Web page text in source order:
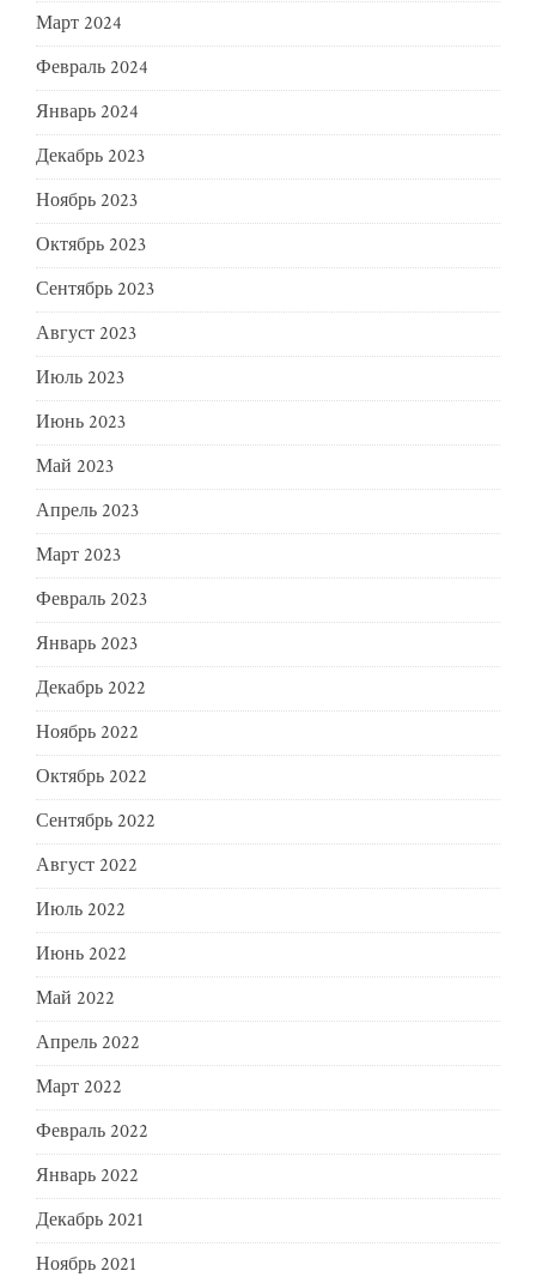
Март 2024
Февраль 2024
Январь 2024
Декабрь 2023
Ноябрь 2023
Октябрь 2023
Сентябрь 2023
Август 2023
Июль 2023
Июнь 2023
Май 2023
Апрель 2023
Март 2023
Февраль 2023
Январь 2023
Декабрь 2022
Ноябрь 2022
Октябрь 2022
Сентябрь 2022
Август 2022
Июль 2022
Июнь 2022
Май 2022
Апрель 2022
Март 2022
Февраль 2022
Январь 2022
Декабрь 2021
Ноябрь 2021